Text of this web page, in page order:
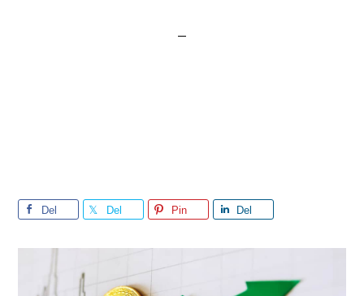
Del Del Pin Del